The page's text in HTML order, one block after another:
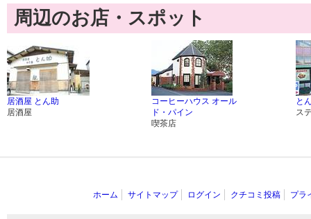
周辺のお店・スポット
居酒屋 とん助
居酒屋
コーヒーハウス オール
ド・パイン
喫茶店
と
ス
ホーム サイトマップ ログイン クチコミ投稿 プラ